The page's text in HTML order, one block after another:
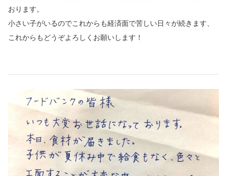
おります。
小さい子がいるのでこれからも経済面で苦しい日々が続きます、
これからもどうぞよろしくお願いします！